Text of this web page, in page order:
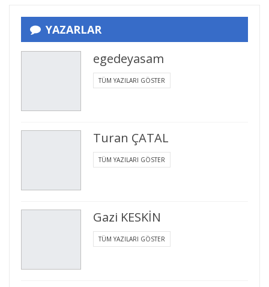
YAZARLAR
egedeyasam
TÜM YAZILARI GÖSTER
Turan ÇATAL
TÜM YAZILARI GÖSTER
Gazi KESKİN
TÜM YAZILARI GÖSTER